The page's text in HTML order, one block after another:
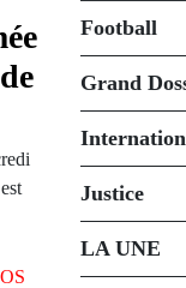
Football
Grand
Justice
LA UNE